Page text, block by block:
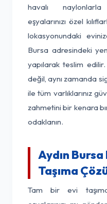
havalı
eşyalarınızı özel
lokasyonundaki
Bursa adresindeki
yapılarak teslim
değil, aynı zamanda
ile tüm varlıklarınız
zahmetini bir kenara
odaklanın.
Aydın
Taşıma
Tam bir evi